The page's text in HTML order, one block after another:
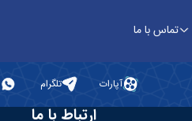
تماس با ما
آپارات تلگرام
ارتباط با ما